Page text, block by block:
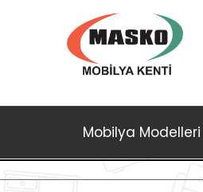
Mobilya Modelleri